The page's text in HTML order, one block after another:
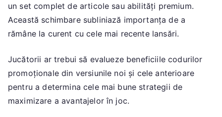
un set complet de articole sau abilități premium.
Această schimbare subliniază importanța de a
rămâne la curent cu cele mai recente lansări.
Jucătorii ar trebui să evalueze beneficiile codurilor
promoționale din versiunile noi și cele anterioare
pentru a determina cele mai bune strategii de
maximizare a avantajelor în joc.